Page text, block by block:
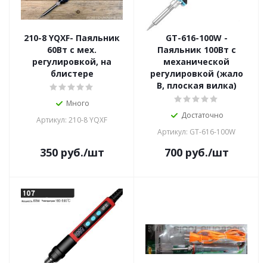
210-8 YQXF- Паяльник
60Вт с мех.
регулировкой, на
блистере
Много
Артикул: 210-8 YQXF
350руб./шт
GT-616-100W -
Паяльник 100Вт с
механической
регулировкой (жало
В, плоская вилка)
Достаточно
Артикул: GT-616-100W
700руб./шт